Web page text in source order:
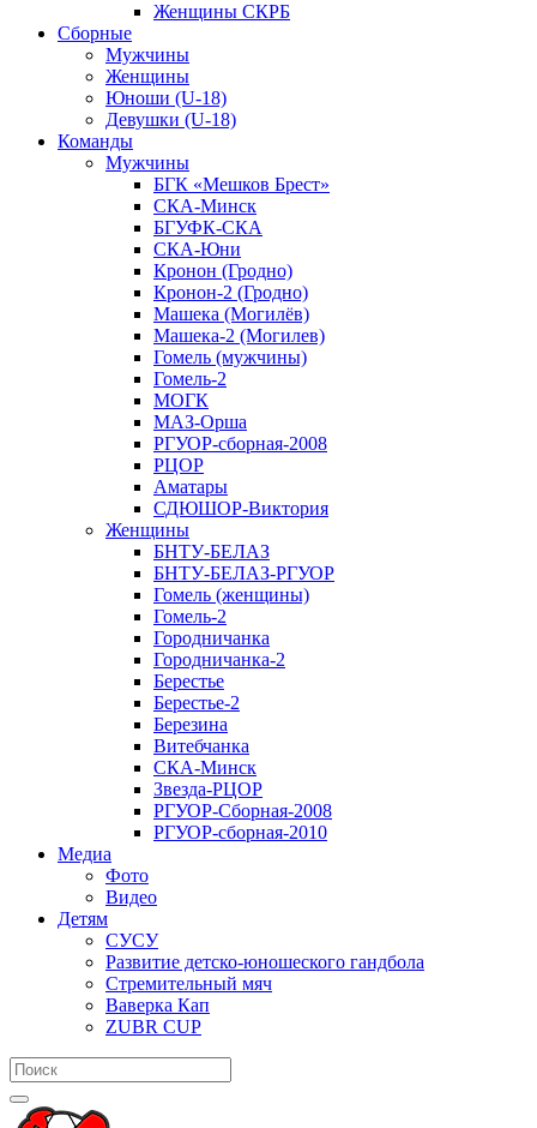
Женщины СКРБ
Сборные
Мужчины
Женщины
Юноши (U-18)
Девушки (U-18)
Команды
Мужчины
БГК «Мешков Брест»
СКА-Минск
БГУФК-СКА
СКА-Юни
Кронон (Гродно)
Кронон-2 (Гродно)
Машека (Могилёв)
Машека-2 (Могилев)
Гомель (мужчины)
Гомель-2
МОГК
МАЗ-Орша
РГУОР-сборная-2008
РЦОР
Аматары
СДЮШОР-Виктория
Женщины
БНТУ-БЕЛАЗ
БНТУ-БЕЛАЗ-РГУОР
Гомель (женщины)
Гомель-2
Городничанка
Городничанка-2
Берестье
Берестье-2
Березина
Витебчанка
СКА-Минск
Звезда-РЦОР
РГУОР-Сборная-2008
РГУОР-сборная-2010
Медиа
Фото
Видео
Детям
СУСУ
Развитие детско-юношеского гандбола
Стремительный мяч
Ваверка Кап
ZUBR CUP